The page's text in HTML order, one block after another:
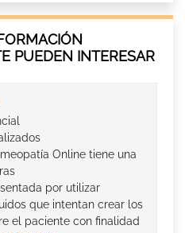
PUEDEN INTERESAR
Online tiene una
por utilizar
que intentan crear los
el paciente con finalidad